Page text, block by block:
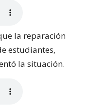
la reparación
estudiantes,
la situación.